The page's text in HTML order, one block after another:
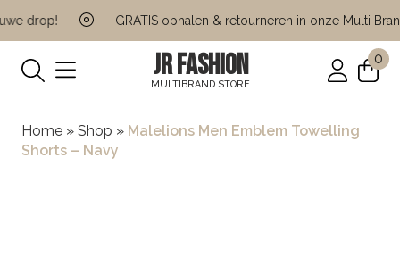
drop! GRATIS ophalen & retourneren in onze Multi Brand
JR FASHION
MULTIBRAND STORE
0
Home » Shop » Malelions Men Emblem Towelling
Shorts – Navy